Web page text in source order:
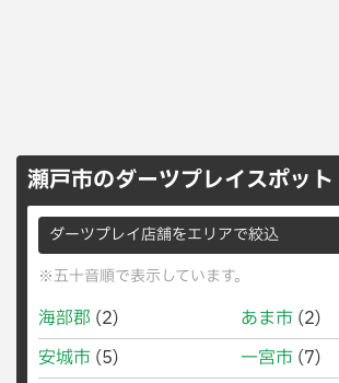
瀬戸市のダーツプレイスポット
ダーツプレイ店舗をエリアで絞込
※五十音順で表示しています。
海部郡 (2) あま市 (2)
安城市 (5) 一宮市 (7)